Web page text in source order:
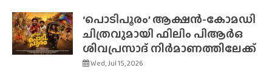
‘പൊടിപൂരം’ ആക്ഷൻ-കോമഡി
ചിത്രവുമായി ഫിലിം പിആർഒ
ശിവപ്രസാദ് നിർമാണത്തിലേക്ക്
Wed, Jul 15, 2026